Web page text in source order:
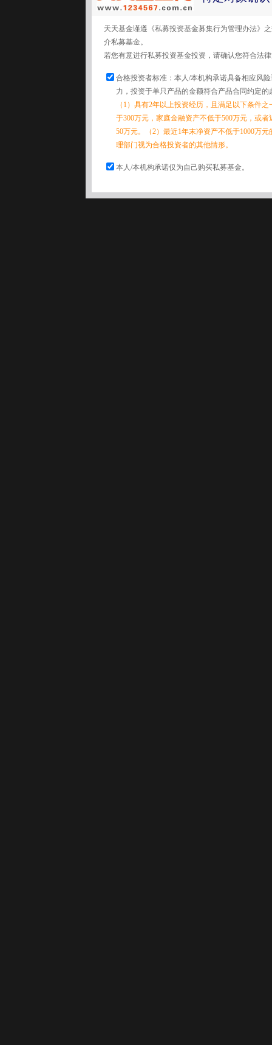
天天基金谨遵《私募投资基金募集行为管理办法》
介私募基金。
若您有意进行私募投资基金投资，请确认您符合法
合格投资者标准：本人/本机构承诺具备相应风
力，投资于单只产品的金额符合产品合同约定的
（1）具有2年以上投资经历，且满足以下条件
于300万元，家庭金融资产不低于500万元，或
50万元。（2）最近1年末净资产不低于1000万
理部门视为合格投资者的其他情形。
本人/本机构承诺仅为自己购买私募基金。